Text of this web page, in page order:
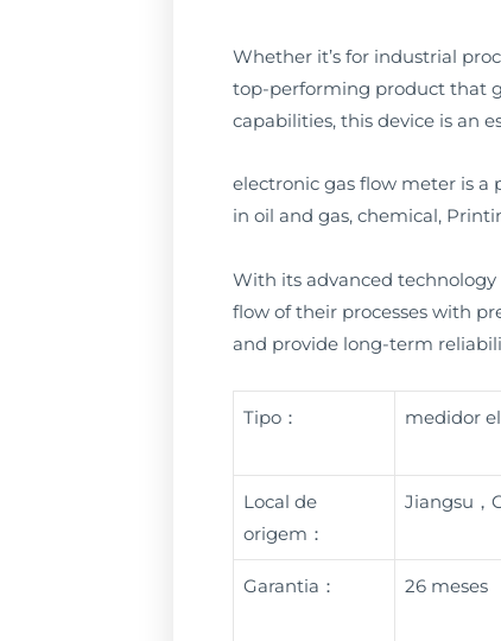
Whether it’s for industrial
top-performing product that
capabilities, this device is an
electronic gas flow meter is
in oil and gas, chemical,
With its advanced
flow of their processes with
and provide long-term
Tipo： medidor
Local de
origem：
Jiangsu，
Garantia： 26 meses